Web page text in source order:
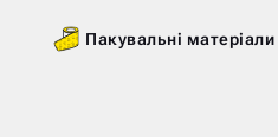
Пакувальні матеріали